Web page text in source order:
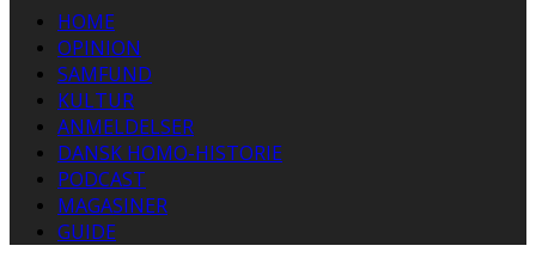
HOME
OPINION
SAMFUND
KULTUR
ANMELDELSER
DANSK HOMO-HISTORIE
PODCAST
MAGASINER
GUIDE